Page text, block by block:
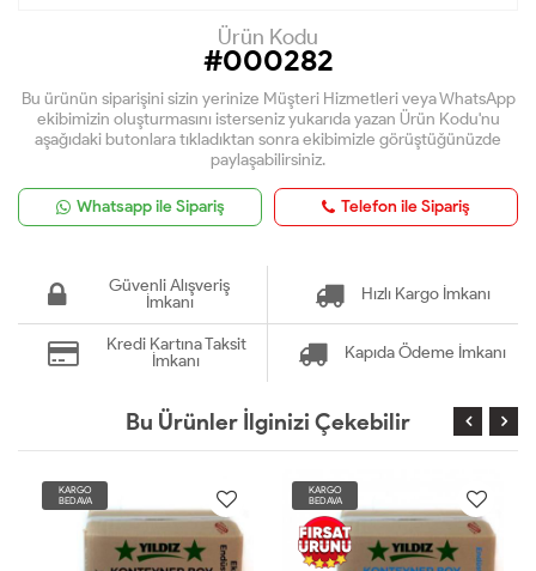
Ürün Kodu
#000282
Bu ürünün siparişini sizin yerinize Müşteri Hizmetleri veya WhatsApp
ekibimizin oluşturmasını isterseniz yukarıda yazan Ürün Kodu'nu
aşağıdaki butonlara tıkladıktan sonra ekibimizle görüştüğünüzde
paylaşabilirsiniz.
Whatsapp ile Sipariş Telefon ile Sipariş
Güvenli Alışveriş
İmkanı
Hızlı Kargo İmkanı
Kredi Kartına Taksit
İmkanı
Kapıda Ödeme İmkanı
Bu Ürünler İlginizi Çekebilir
KARGO
BEDAVA
KARGO
BEDAVA